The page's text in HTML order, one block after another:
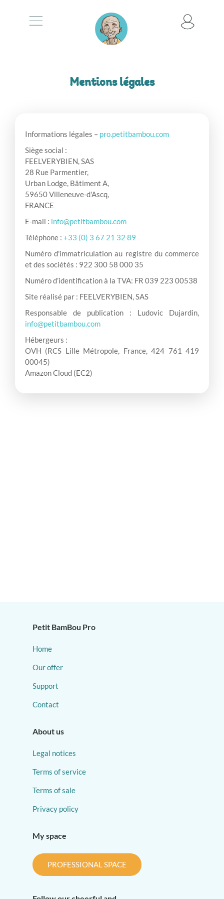
Mentions légales
Informations légales – pro.petitbambou.com
Siège social :
FEELVERYBIEN, SAS
28 Rue Parmentier,
Urban Lodge, Bâtiment A,
59650 Villeneuve-d'Ascq,
FRANCE
E-mail : info@petitbambou.com
Téléphone : +33 (0) 3 67 21 32 89
Numéro d'immatriculation au registre du commerce
et des sociétés : 922 300 58 000 35
Numéro d’identification à la TVA: FR 039 223 00538
Site réalisé par : FEELVERYBIEN, SAS
Responsable de publication : Ludovic Dujardin,
info@petitbambou.com
Hébergeurs :
OVH (RCS Lille Métropole, France, 424 761 419
00045)
Amazon Cloud (EC2)
Petit BamBou Pro
Home
Our offer
Support
Contact
About us
Legal notices
Terms of service
Terms of sale
Privacy policy
My space
PROFESSIONAL SPACE